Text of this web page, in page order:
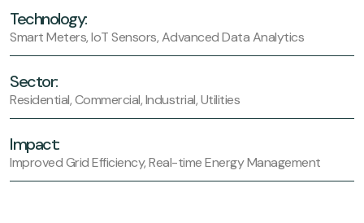
Technology:
Smart Meters, IoT Sensors, Advanced Data Analytics
Sector:
Residential, Commercial, Industrial, Utilities
Impact:
Improved Grid Efficiency, Real-time Energy Management